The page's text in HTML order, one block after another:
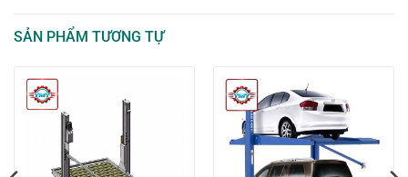
SẢN PHẨM TƯƠNG TỰ